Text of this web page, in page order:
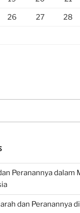
26 27 28
Peranannya dalam
dan Peranannya